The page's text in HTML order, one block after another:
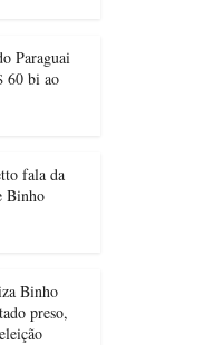
Paraguai
60 bi ao
fala da
Binho
Binho
preso,